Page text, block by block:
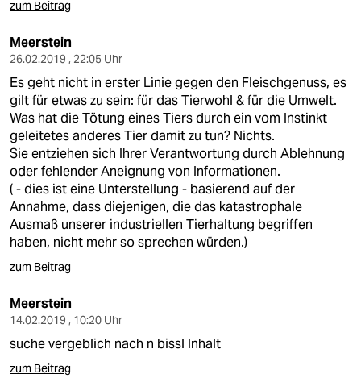
zum Beitrag
Meerstein
26.02.2019 , 22:05 Uhr
Es geht nicht in erster Linie gegen den Fleischgenuss, es
gilt für etwas zu sein: für das Tierwohl & für die Umwelt.
Was hat die Tötung eines Tiers durch ein vom Instinkt
geleitetes anderes Tier damit zu tun? Nichts.
Sie entziehen sich Ihrer Verantwortung durch Ablehnung
oder fehlender Aneignung von Informationen.
( - dies ist eine Unterstellung - basierend auf der
Annahme, dass diejenigen, die das katastrophale
Ausmaß unserer industriellen Tierhaltung begriffen
haben, nicht mehr so sprechen würden.)
zum Beitrag
Meerstein
14.02.2019 , 10:20 Uhr
suche vergeblich nach n bissl Inhalt
zum Beitrag